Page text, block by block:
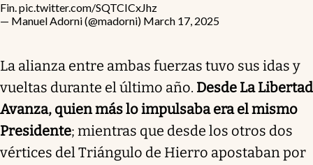
Fin.pic.twitter.com/SQTCICxJhz
— Manuel Adorni (@madorni) March 17, 2025
La alianza entre ambas fuerzas tuvo sus idas y
vueltas durante el último año. Desde La Libertad
Avanza, quien más lo impulsaba era el mismo
Presidente; mientras que desde los otros dos
vértices del Triángulo de Hierro apostaban por